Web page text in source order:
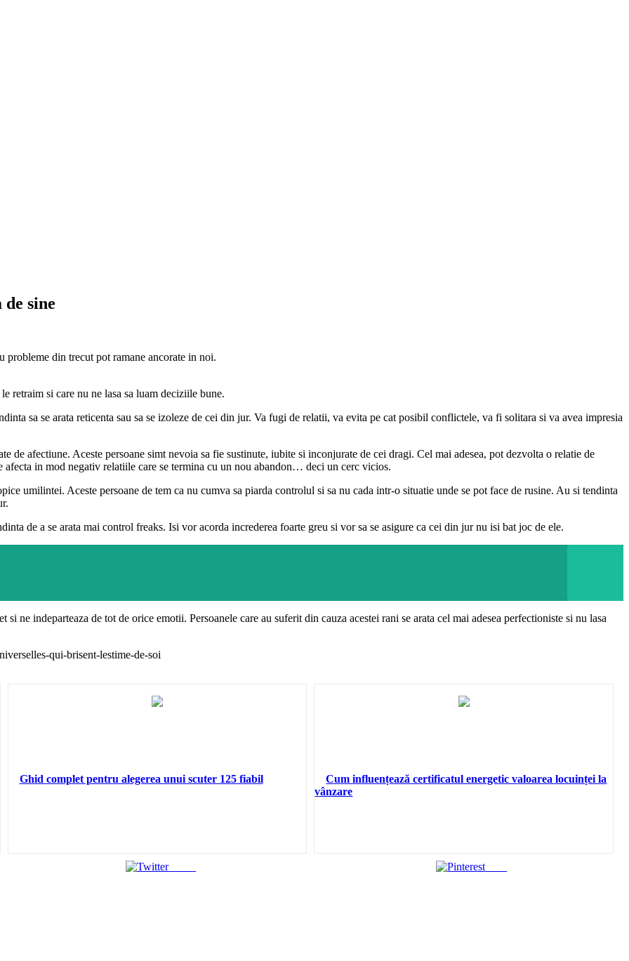
sine
probleme din trecut pot ramane ancorate in noi.
retraim si care nu ne lasa sa luam deciziile bune.
sa se arata reticenta sau sa se izoleze de cei din jur. Va fugi de relatii, va evita pe cat posibil conflictele, va fi solitara si va avea impresia
de afectiune. Aceste persoane simt nevoia sa fie sustinute, iubite si inconjurate de cei dragi. Cel mai adesea, pot dezvolta o relatie de
afecta in mod negativ relatiile care se termina cu un nou abandon… deci un cerc vicios.
umilintei. Aceste persoane de tem ca nu cumva sa piarda controlul si sa nu cada intr-o situatie unde se pot face de rusine. Au si tendinta
de a se arata mai control freaks. Isi vor acorda increderea foarte greu si vor sa se asigure ca cei din jur nu isi bat joc de ele.
si ne indeparteaza de tot de orice emotii. Persoanele care au suferit din cauza acestei rani se arata cel mai adesea perfectioniste si nu lasa
qui-brisent-lestime-de-soi
Ghid complet pentru alegerea unui scuter 125 fiabil
Cum influențează certificatul energetic valoarea locuinței la
vânzare
Tweet